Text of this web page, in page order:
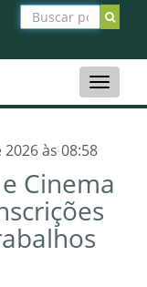
Toggle
às 08:58
Cinema